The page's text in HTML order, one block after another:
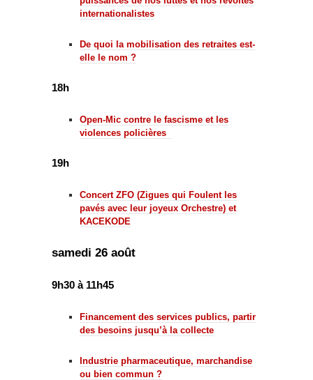
internationalistes
De quoi la mobilisation des retraites est-
elle le nom ?
18h
Open-Mic contre le fascisme et les
violences policières
19h
Concert ZFO (Zigues qui Foulent les
pavés avec leur joyeux Orchestre) et
KACEKODE
samedi 26 août
9h30 à 11h45
Financement des services publics, partir
des besoins jusqu’à la collecte
Industrie pharmaceutique, marchandise
ou bien commun ?